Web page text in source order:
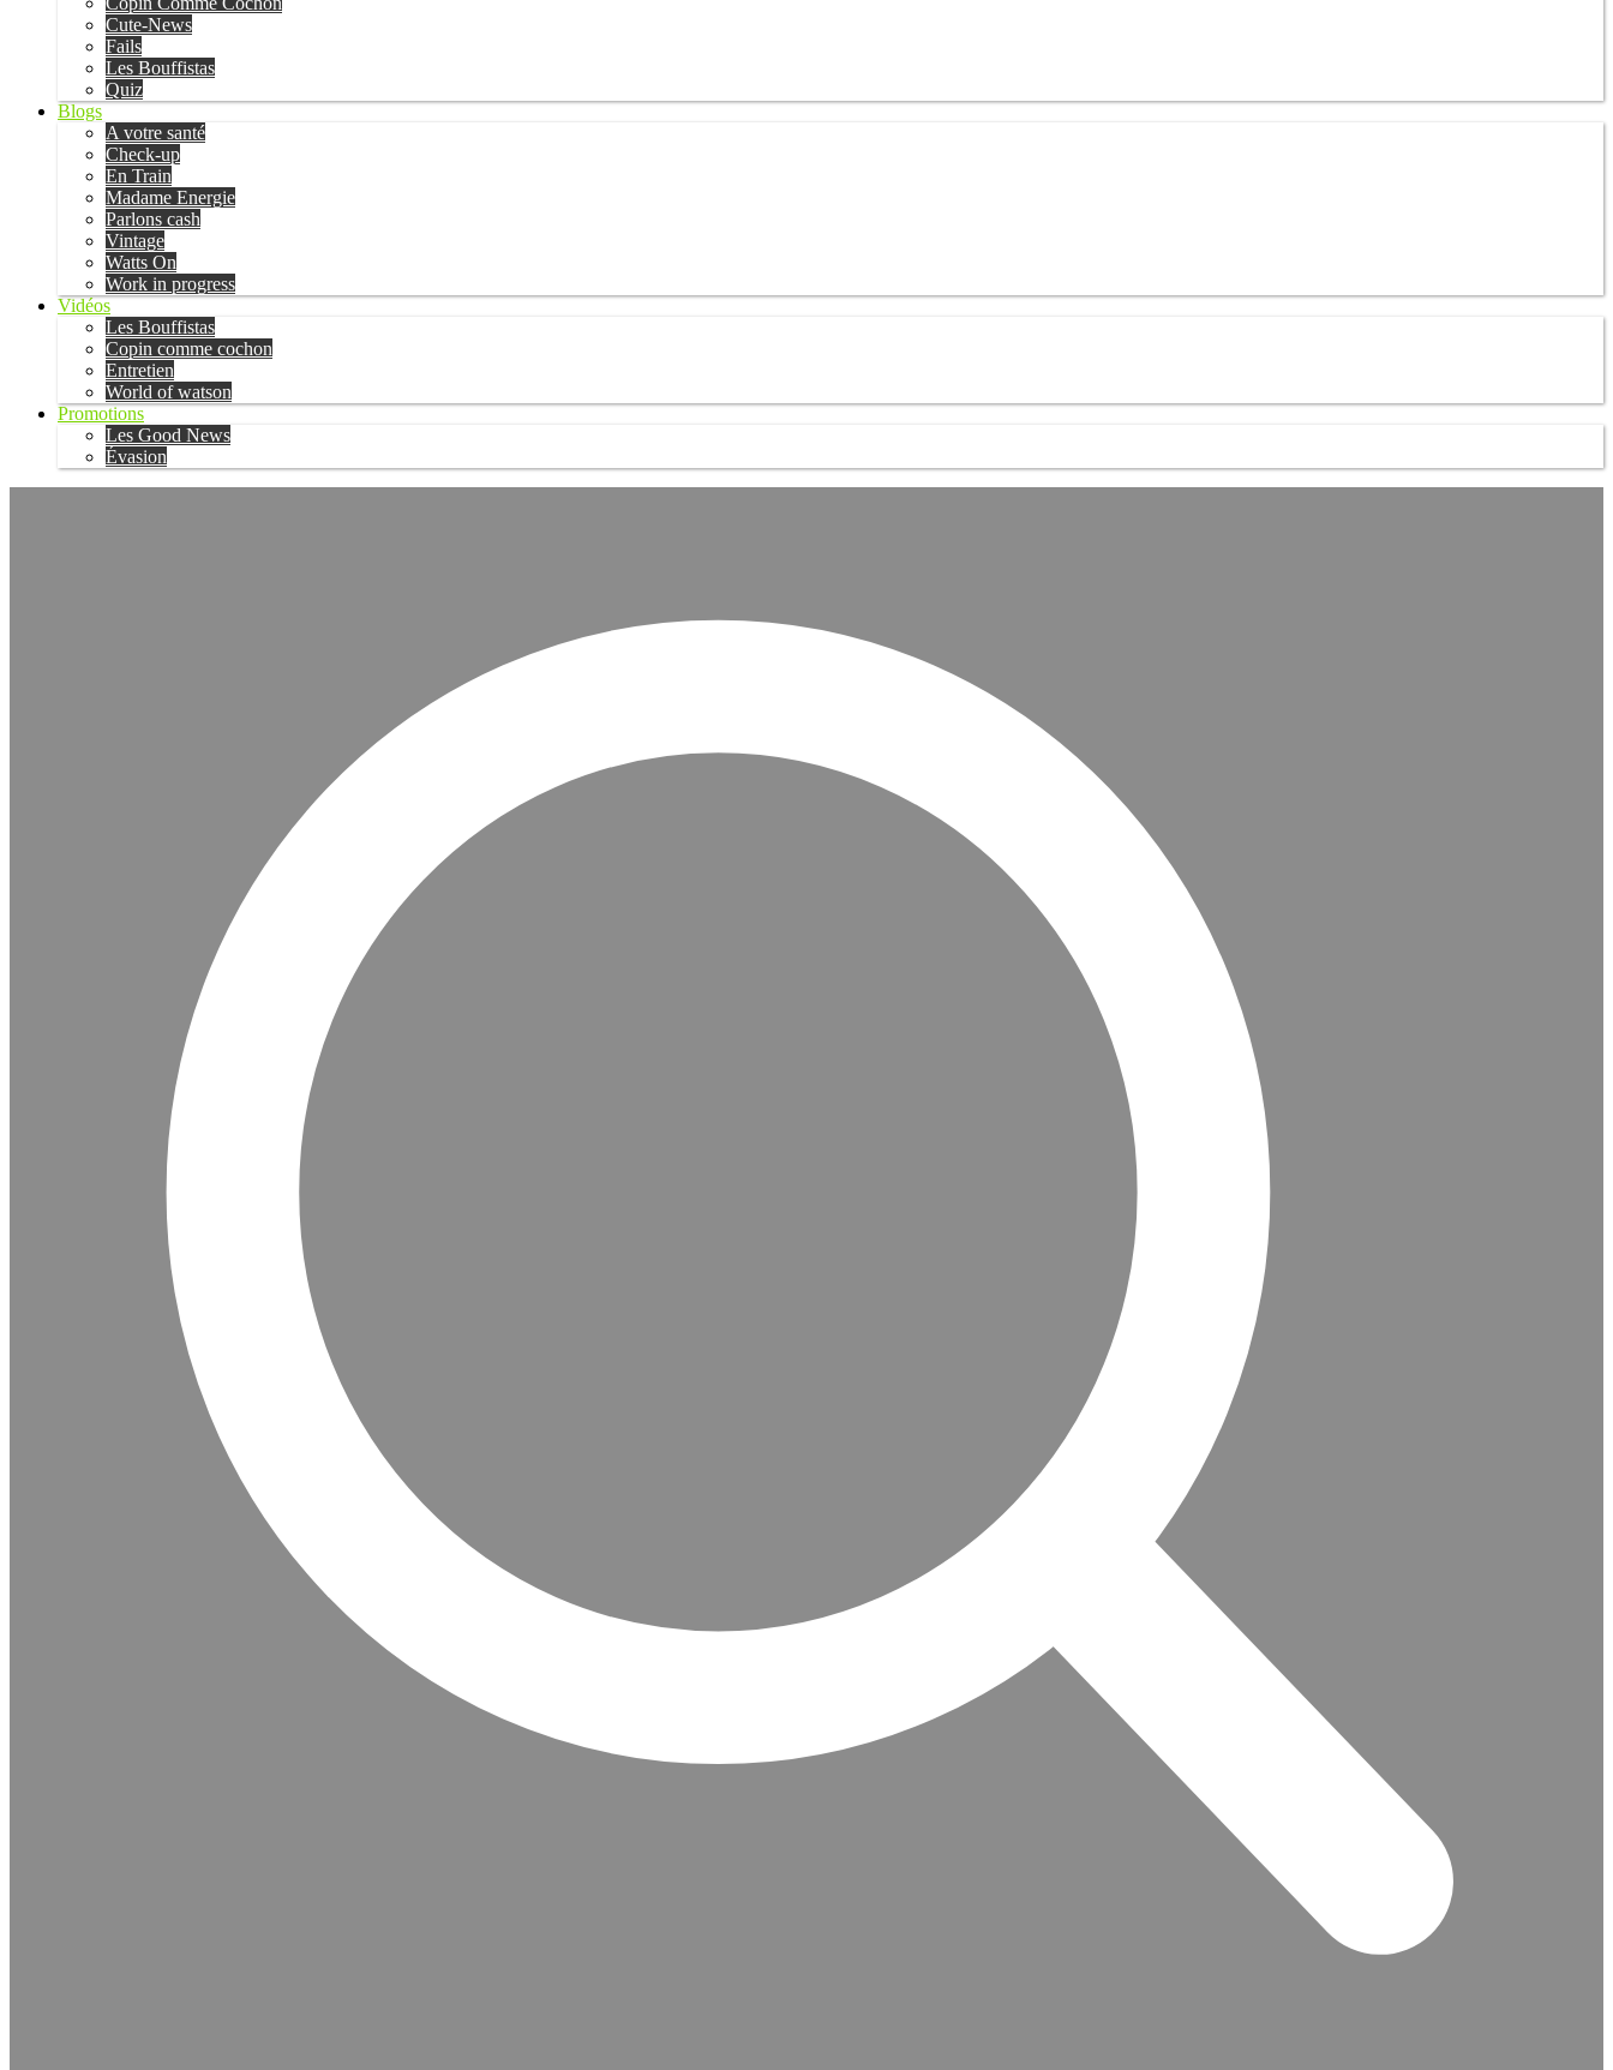
Cute-News
Fails
Les Bouffistas
Quiz
Blogs
A votre santé
Check-up
En Train
Madame Energie
Parlons cash
Vintage
Watts On
Work in progress
Vidéos
Les Bouffistas
Copin comme cochon
Entretien
World of watson
Promotions
Les Good News
Évasion